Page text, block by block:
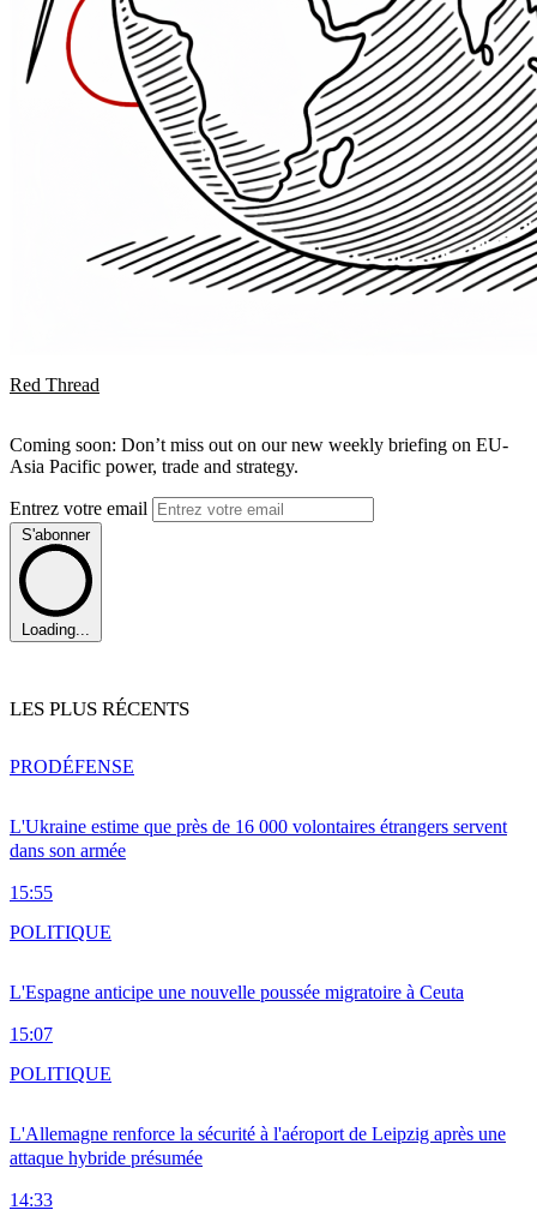
Red Thread
Coming soon: Don’t miss out on our new weekly briefing on EU-
Asia Pacific power, trade and strategy.
Entrez votre email
S'abonner
Loading...
LES PLUS RÉCENTS
L'Ukraine estime que près de 16 000 volontaires étrangers servent
dans son armée
15:55
PRODÉFENSE
L'Espagne anticipe une nouvelle poussée migratoire à Ceuta
15:07
POLITIQUE
L'Allemagne renforce la sécurité à l'aéroport de Leipzig après une
attaque hybride présumée
14:33
POLITIQUE